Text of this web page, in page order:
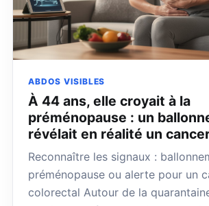
ABDOS VISIBLES
À 44 ans, elle croyait à la
préménopause : un
révélait en réalité un
Reconnaître les signaux :
préménopause ou alerte pour un
colorectal Autour de la